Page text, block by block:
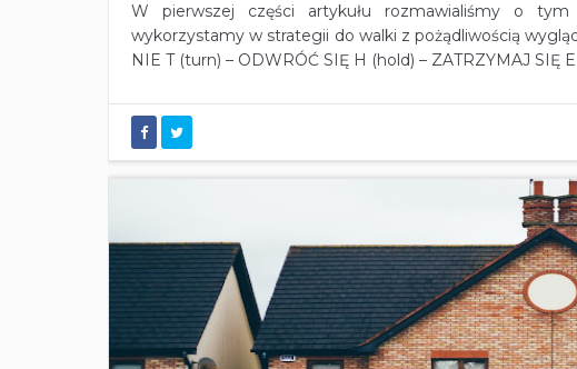
W pierwszej części artykułu rozmawialiśmy o
wykorzystamy w strategii do walki z pożądliwością
NIE T (turn) – ODWRÓĆ SIĘ H (hold) – ZATRZYMAJ SIĘ